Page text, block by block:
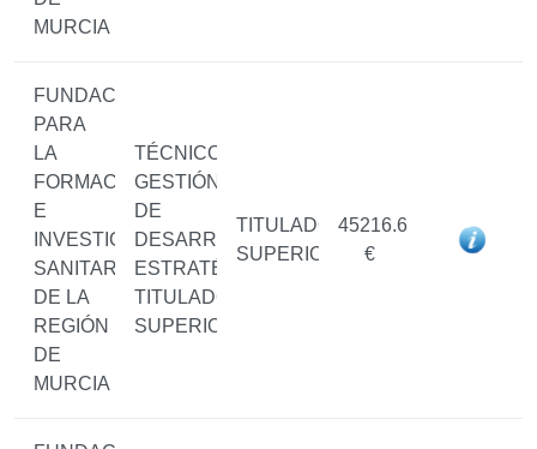
MURCIA
FUNDACIÓN
PARA
LA
FORMACIÓN
E
INVESTIGACIÓN
SANITARIAS
DE LA
REGIÓN
DE
MURCIA
TÉCNICO/A
GESTIÓN
DE
DESARROLLOS
ESTRATÉGICOS/
TITULADO/A
SUPERIOR
TITULADO/A
SUPERIOR
45216.6
€